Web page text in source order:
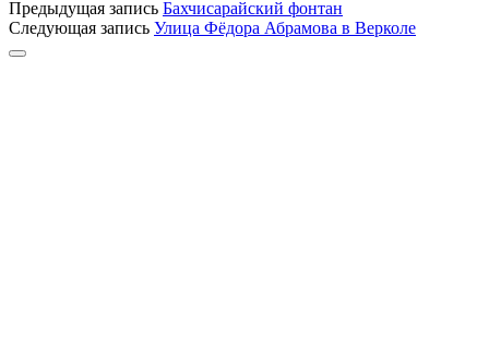
Предыдущая запись Бахчисарайский фонтан
Следующая запись Улица Фёдора Абрамова в Верколе
Прокрутка